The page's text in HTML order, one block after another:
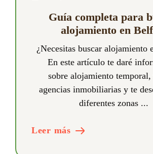
Guía completa para
alojamiento en
¿Necesitas buscar alojamiento
En este artículo te daré
sobre alojamiento
agencias inmobiliarias y te
diferentes zonas ...
Leer más